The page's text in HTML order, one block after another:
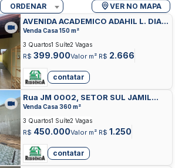
ORDENAR VER NO MAPA
AVENIDA ACADEMICO ADAHIL L. DIAS,
SETOR SUL JAMIL MIGUEL,
Venda Casa 150 m²
R$ 399.900Valor m² R$ 2.666
3 Quartos1 Suíte2 Vagas
contatar
Rua JM 0002, SETOR SUL JAMIL
MIGUEL, ANAPOLIS
Venda Casa 360 m²
R$ 450.000Valor m² R$ 1.250
3 Quartos1 Suíte2 Vagas
contatar